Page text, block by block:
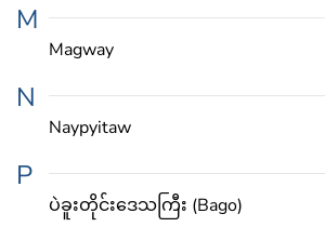
M
Magway
N
Naypyitaw
P
ပဲခူးတိုင်းဒေသကြီး (Bago)